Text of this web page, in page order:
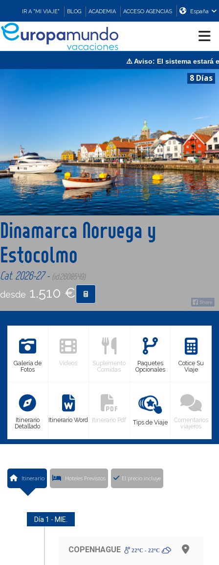
IR A "MI VIAJE" BLOG ACADEMIA ACCESO AGENCIAS España
CRUCEROS
ORIENTE
PROMOCIONES
COMPRAR
⚠️ Aviso: El sistema estará en
8 Días
Dinamarca Noruega y
Estocolmo
Cat. 2026-27 - (id:2608549)
desde 1.510 €
Galería de
Fotos
Videos
Suplemento
Comidas
Paquetes
Opcionales
Cotice Su
Viaje
Itinerario
Detallado
Itinerario Word Itinerario Pdf Tips de Viaje
Comentarios
viajeros
Itinerario Hoteles Previstos El precio incluye
Día 1 - MIE.
COPENHAGUE 22ºC - 22ºC